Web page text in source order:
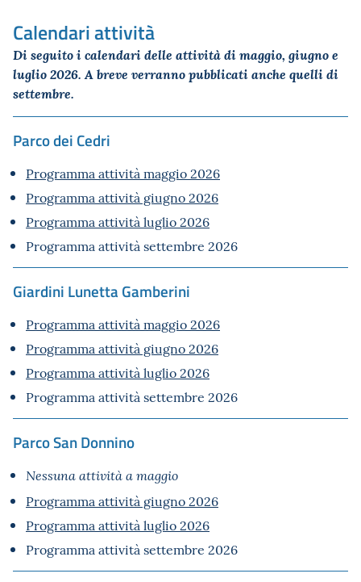
Calendari attività
Di seguito i calendari delle attività di maggio, giugno e
luglio 2026. A breve verranno pubblicati anche quelli di
settembre.
Parco dei Cedri
Programma attività maggio 2026
Programma attività giugno 2026
Programma attività luglio 2026
Programma attività settembre 2026
Giardini Lunetta Gamberini
Programma attività maggio 2026
Programma attività giugno 2026
Programma attività luglio 2026
Programma attività settembre 2026
Parco San Donnino
Nessuna attività a maggio
Programma attività giugno 2026
Programma attività luglio 2026
Programma attività settembre 2026